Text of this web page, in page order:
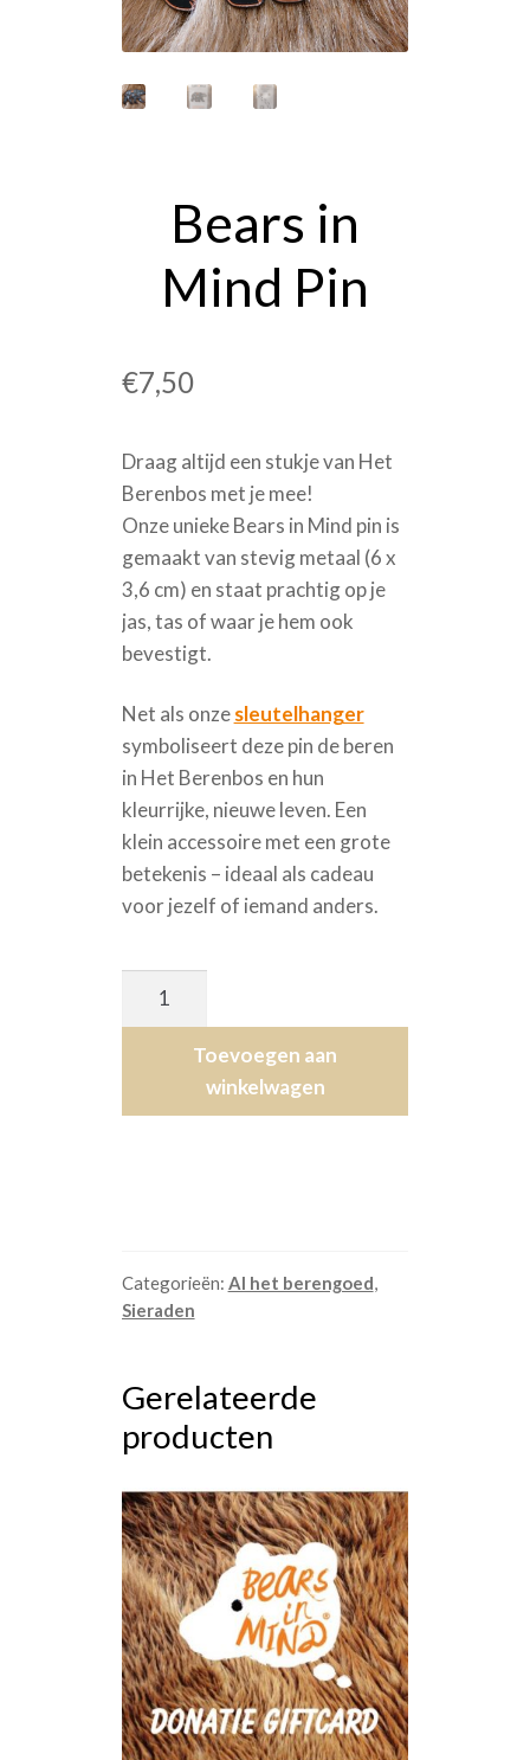
OVER ONS
Bears in
Mind Pin
€7,50
Draag altijd een stukje van Het
Berenbos met je mee!
Onze unieke Bears in Mind pin is
gemaakt van stevig metaal (6 x
3,6 cm) en staat prachtig op je
jas, tas of waar je hem ook
bevestigt.
Net als onzesleutelhanger
symboliseert deze pin de beren
in Het Berenbos en hun
kleurrijke, nieuwe leven. Een
klein accessoire met een grote
betekenis – ideaal als cadeau
voor jezelf of iemand anders.
Bears
aantal
Toevoegen aan
winkelwagen
Categorieën: Al het berengoed,
Sieraden
Gerelateerde
producten